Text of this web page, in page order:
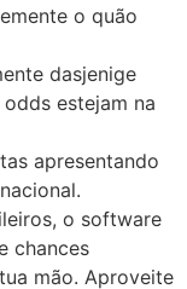
o quão
dasjenige
estejam na
apresentando
o software
chances
mão. Aproveite